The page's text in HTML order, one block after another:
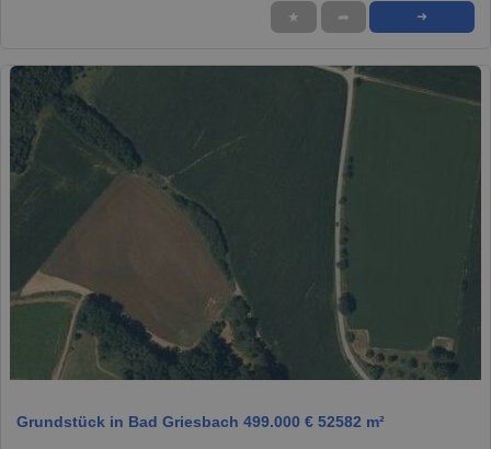
★ ➦ ➜
1 / 1
Grundstück in Bad Griesbach 499.000 € 52582 m²